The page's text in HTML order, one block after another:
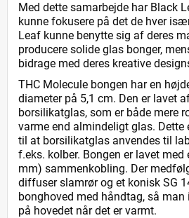
Med dette samarbejde har Black
kunne fokusere på det de hver
Leaf kunne benytte sig af deres
producere solide glas bonger,
bidrage med deres kreative
THC Molecule bongen har en
diameter på 5,1 cm. Den er lavet
borsilikatglas, som er både mere
varme end almindeligt glas. Dette
til at borsilikatglas anvendes til
f.eks. kolber. Bongen er lavet med
mm) sammenkobling. Der
diffuser slamrør og et konisk SG
bonghoved med håndtag, så
på hovedet når det er varmt.